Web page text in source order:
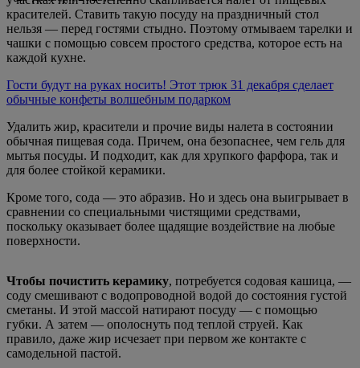
красителей. Ставить такую посуду на праздничный стол
нельзя — перед гостями стыдно. Поэтому отмываем тарелки и
чашки с помощью совсем простого средства, которое есть на
каждой кухне.
Гости будут на руках носить! Этот трюк 31 декабря сделает
обычные конфеты волшебным подарком
Удалить жир, красители и прочие виды налета в состоянии
обычная пищевая сода. Причем, она безопаснее, чем гель для
мытья посуды. И подходит, как для хрупкого фарфора, так и
для более стойкой керамики.
Кроме того, сода — это абразив. Но и здесь она выигрывает в
сравнении со специальными чистящими средствами,
поскольку оказывает более щадящие воздействие на любые
поверхности.
Чтобы почистить керамику, потребуется содовая кашица, —
соду смешивают с водопроводной водой до состояния густой
сметаны. И этой массой натирают посуду — с помощью
губки. А затем — ополоснуть под теплой струей. Как
правило, даже жир исчезает при первом же контакте с
самодельной пастой.